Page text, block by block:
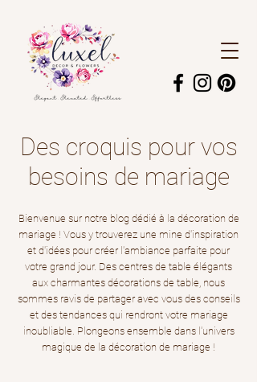
Des croquis pour vos
besoins de mariage
Bienvenue sur notre blog dédié à la décoration de
mariage ! Vous y trouverez une mine d'inspiration
et d'idées pour créer l'ambiance parfaite pour
votre grand jour. Des centres de table élégants
aux charmantes décorations de table, nous
sommes ravis de partager avec vous des conseils
et des tendances qui rendront votre mariage
inoubliable. Plongeons ensemble dans l'univers
magique de la décoration de mariage !